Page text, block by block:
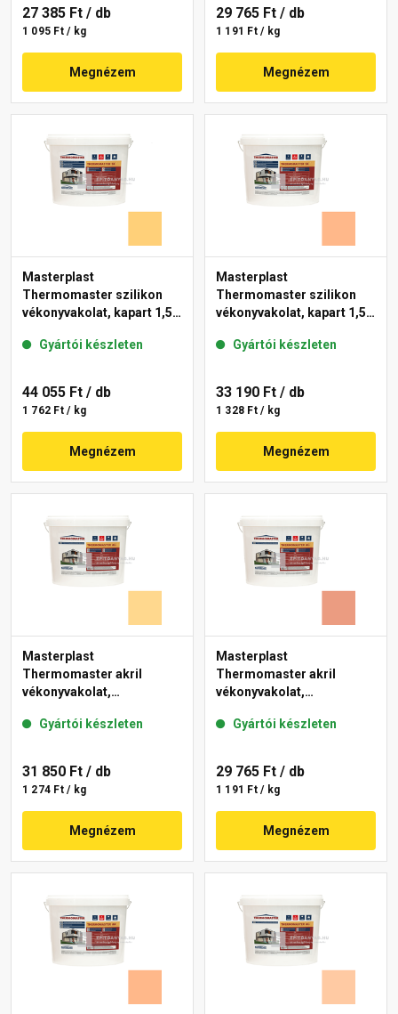
27 385 Ft / db
1 095 Ft / kg
Megnézem
29 765 Ft / db
1 191 Ft / kg
Megnézem
Masterplast
Thermomaster szilikon
vékonyvakolat, kapart 1,5
Gyártói készleten
44 055 Ft / db
1 762 Ft / kg
Megnézem
Masterplast
Thermomaster szilikon
vékonyvakolat, kapart 1,5
Gyártói készleten
33 190 Ft / db
1 328 Ft / kg
Megnézem
Masterplast
Thermomaster akril
vékonyvakolat,
01-D 25 kg
Gyártói készleten
31 850 Ft / db
1 274 Ft / kg
Megnézem
Masterplast
Thermomaster akril
vékonyvakolat,
17-C 25 kg
Gyártói készleten
29 765 Ft / db
1 191 Ft / kg
Megnézem